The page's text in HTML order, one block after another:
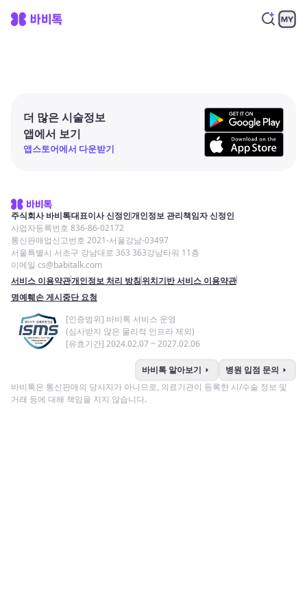
더 많은 시술정보
앱에서 보기
앱스토어에서 다운받기
주식회사 바비톡대표이사 신정인개인정보 관리책임자 신정인
사업자등록번호 836-86-02172
통신판매업신고번호 2021-서울강남-03497
서울특별시 서초구 강남대로 363 363강남타워 11층
이메일 cs@babitalk.com
서비스 이용약관개인정보 처리 방침위치기반 서비스 이용약관
명예훼손 게시중단 요청
[인증범위] 바비톡 서비스 운영
(심사받지 않은 물리적 인프라 제외)
[유효기간] 2024.02.07 ~ 2027.02.06
바비톡 알아보기 arrow_right 병원 입점 문의 arrow_right
바비톡은 통신판매의 당사자가 아니므로, 의료기관이 등록한 시/수술 정보 및
거래 등에 대해 책임을 지지 않습니다.